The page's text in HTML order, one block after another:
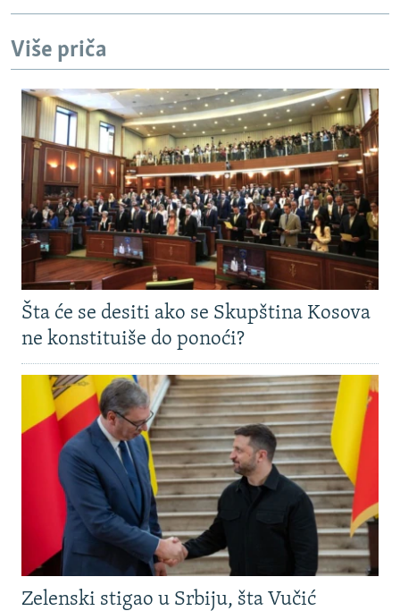
Više priča
Šta će se desiti ako se Skupština Kosova
ne konstituiše do ponoći?
Zelenski stigao u Srbiju, šta Vučić